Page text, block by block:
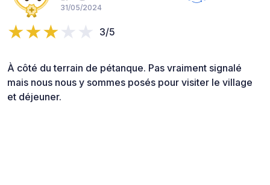
31/05/2024
3/5
À côté du terrain de pétanque. Pas vraiment signalé
mais nous nous y sommes posés pour visiter le village
et déjeuner.